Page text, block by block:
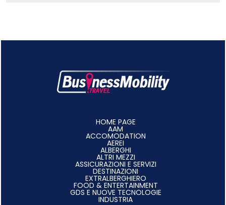
HOME PAGE
AAM
ACCOMODATION
AEREI
ALBERGHI
ALTRI MEZZI
ASSICURAZIONI E SERVIZI
DESTINAZIONI
EXTRALBERGHIERO
FOOD & ENTERTAINMENT
GDS E NUOVE TECNOLOGIE
INDUSTRIA